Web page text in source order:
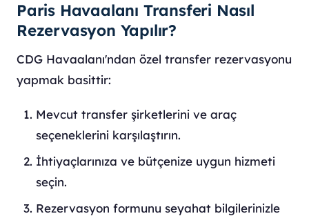
Paris Havaalanı Transferi Nasıl
Rezervasyon Yapılır?
CDG Havaalanı'ndan özel transfer rezervasyonu
yapmak basittir:
Mevcut transfer şirketlerini ve araç
seçeneklerini karşılaştırın.
İhtiyaçlarınıza ve bütçenize uygun hizmeti
seçin.
Rezervasyon formunu seyahat bilgilerinizle